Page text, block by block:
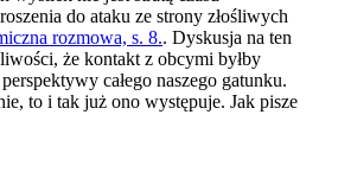
do ataku ze strony złośliwych
rozmowa, s. 8.. Dyskusja na ten
że kontakt z obcymi byłby
całego naszego gatunku.
to i tak już ono występuje. Jak pisze